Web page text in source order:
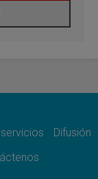
en Roma en
una buena
Difusión